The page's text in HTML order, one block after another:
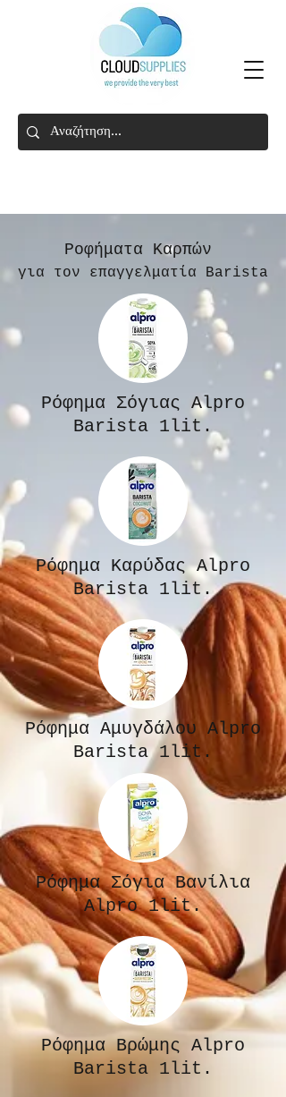
Ροφήματα Καρπών
για τον επαγγελματία Barista
Ρόφημα Σόγιας Alpro
Barista 1lit.
Ρόφημα Καρύδας Alpro
Barista 1lit.
Ρόφημα Aμυγδάλου Alpro
Barista 1lit.
Ρόφημα Σόγια Βανίλια
Alpro 1lit.
Ρόφημα Βρώμης Alpro
Barista 1lit.